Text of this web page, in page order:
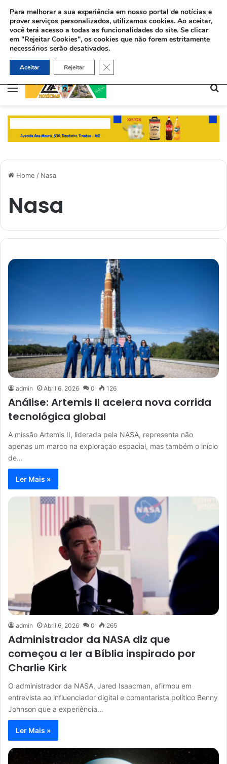
Menu
Home / Nasa
Nasa
admin Abril 6, 2026 0 126
Análise: Artemis II acelera nova corrida
tecnológica global
A missão Artemis II, liderada pela NASA, representa não
apenas um marco na exploração espacial, mas também o início
de…
Ler Mais »
admin Abril 6, 2026 0 265
Administrador da NASA diz que
começou a ler a Bíblia inspirado por
Charlie Kirk
O administrador da NASA, Jared Isaacman, afirmou em
entrevista ao influenciador digital e comentarista político Benny
Johnson que a experiência…
Ler Mais »
Para melhorar a sua experiência em nosso portal de notícias e
prover serviços personalizados, utilizamos cookies. Ao aceitar,
você terá acesso a todas as funcionalidades do site. Se clicar
em "Rejeitar Cookies", os cookies que não forem estritamente
necessários serão desativados.
Aceitar Rejeitar Close GDPR Cookie Banner